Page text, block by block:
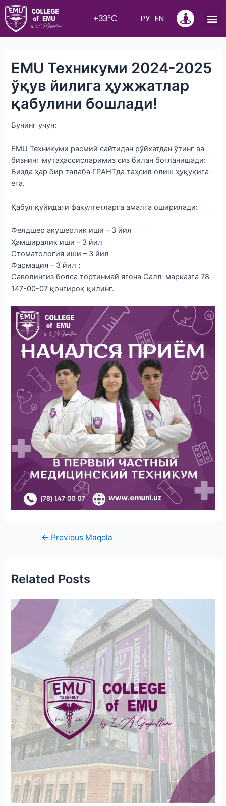
+33°C РУ EN
EMU Техникуми 2024-2025
ўқув йилига ҳужжатлар
қабулини бошлади!
Бунинг учун:
EMU Техникуми расмий сайтидан рўйхатдан ўтинг ва
бизнинг мутаҳассисларимиз сиз билан богланишади:
Бизда ҳар бир талаба ГРAНТда таҳсил олиш ҳуқуқига
ега.
Қабул қуйидаги факултетларга амалга оширилади:
Фелдшер акушерлик иши – 3 йил
Ҳамширалик иши – 3 йил
Стоматология иши – 3 йил
Фармация – 3 йил ;
Саволингиз болса тортинмай ягона Cалл-марказга 78
147-00-07 қонгироқ қилинг.
← Previous Maqola
Related Posts